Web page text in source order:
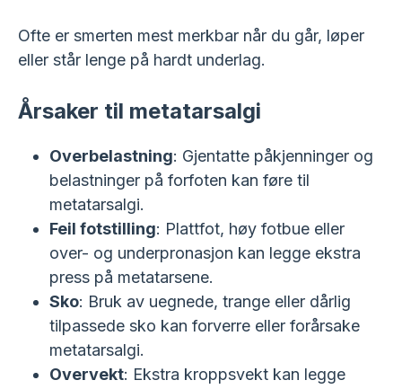
Ofte er smerten mest merkbar når du går, løper
eller står lenge på hardt underlag.
Årsaker til metatarsalgi
Overbelastning: Gjentatte påkjenninger og
belastninger på forfoten kan føre til
metatarsalgi.
Feil fotstilling: Plattfot, høy fotbue eller
over- og underpronasjon kan legge ekstra
press på metatarsene.
Sko: Bruk av uegnede, trange eller dårlig
tilpassede sko kan forverre eller forårsake
metatarsalgi.
Overvekt: Ekstra kroppsvekt kan legge